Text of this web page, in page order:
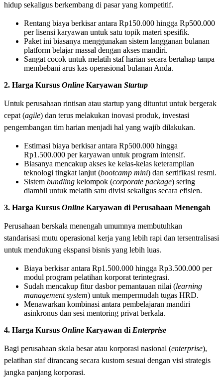
hidup sekaligus berkembang di pasar yang kompetitif.
Rentang biaya berkisar antara Rp150.000 hingga Rp500.000
per lisensi karyawan untuk satu topik materi spesifik.
Paket ini biasanya menggunakan sistem langganan bulanan
platform belajar massal dengan akses mandiri.
Sangat cocok untuk melatih staf harian secara bertahap tanpa
membebani arus kas operasional bulanan Anda.
2. Harga Kursus Online Karyawan Startup
Untuk perusahaan rintisan atau startup yang dituntut untuk bergerak
cepat (agile) dan terus melakukan inovasi produk, investasi
pengembangan tim harian menjadi hal yang wajib dilakukan.
Estimasi biaya berkisar antara Rp500.000 hingga
Rp1.500.000 per karyawan untuk program intensif.
Biasanya mencakup akses ke kelas-kelas keterampilan
teknologi tingkat lanjut (bootcamp mini) dan sertifikasi resmi.
Sistem bundling kelompok (corporate package) sering
diambil untuk melatih satu divisi sekaligus secara efisien.
3. Harga Kursus Online Karyawan di Perusahaan Menengah
Perusahaan berskala menengah umumnya membutuhkan
standarisasi mutu operasional kerja yang lebih rapi dan tersentralisasi
untuk mendukung ekspansi bisnis yang lebih luas.
Biaya berkisar antara Rp1.500.000 hingga Rp3.500.000 per
modul program pelatihan korporat terintegrasi.
Sudah mencakup fitur dasbor pemantauan nilai (learning
management system) untuk mempermudah tugas HRD.
Menawarkan kombinasi antara pembelajaran mandiri
asinkronus dan sesi mentoring privat berkala.
4. Harga Kursus Online Karyawan di Enterprise
Bagi perusahaan skala besar atau korporasi nasional (enterprise),
pelatihan staf dirancang secara kustom sesuai dengan visi strategis
jangka panjang korporasi.